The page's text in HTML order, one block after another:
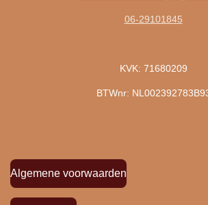
06-29101845
KVK: 71680209
BTWnr:
Algemene voorwaarden